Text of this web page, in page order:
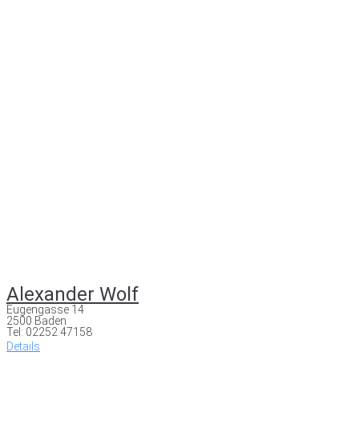
Alexander Wolf
Eugengasse 14
2500 Baden
Tel: 02252 47158
Details